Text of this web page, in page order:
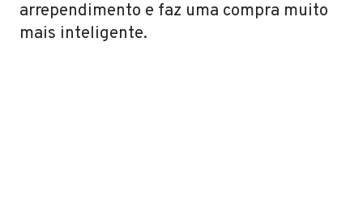
arrependimento e faz uma compra muito
mais inteligente.